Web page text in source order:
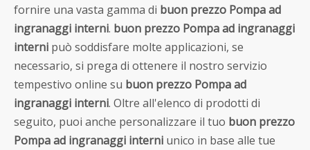
fornire una vasta gamma di buon prezzo Pompa ad
ingranaggi interni. buon prezzo Pompa ad ingranaggi
interni può soddisfare molte applicazioni, se
necessario, si prega di ottenere il nostro servizio
tempestivo online su buon prezzo Pompa ad
ingranaggi interni. Oltre all'elenco di prodotti di
seguito, puoi anche personalizzare il tuo buon prezzo
Pompa ad ingranaggi interni unico in base alle tue